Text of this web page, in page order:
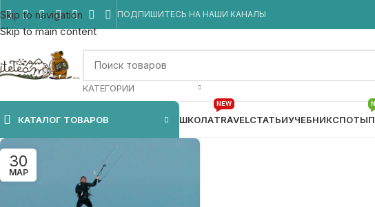
Skip to navigation
Skip to main content
ПОДПИШИТЕСЬ НА НАШИ КАНАЛЫ
КАТЕГОРИИ
КАТАЛОГ ТОВАРОВ ШКОЛАTRAVEL
NEW
СТАТЬИУЧЕБНИКСПОТЫ
30
МАР